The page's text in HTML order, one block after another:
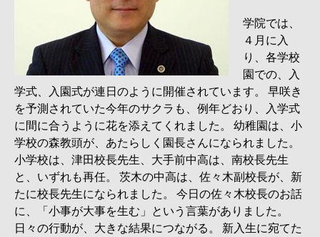
学院では、
４月に入
り、各学校
園での、入
学式、入園式が連日のように開催されています。 早咲き
を予測されていた今年のサクラも、例年どおり、入学式
に間に合うように花を添えてくれました。 幼稚園は、小
学校の森教頭が、あたらしく園長さんになられました。
小学校は、津田校長先生、大手前中高は、南校長先生
と、いずれも再任。 茨木の中高は、佐々木副校長が、新
たに校長先生になられました。 今日の佐々木校長のお話
に、「小事が大事を生む」という言葉がありました。
日々の行動が、大きな結果につながる。 新入生に宛てた